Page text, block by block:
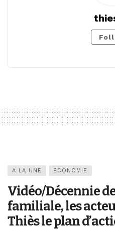
A LA UNE ECONOMIE
Vidéo/Décennie
familiale, les
Thiès le plan